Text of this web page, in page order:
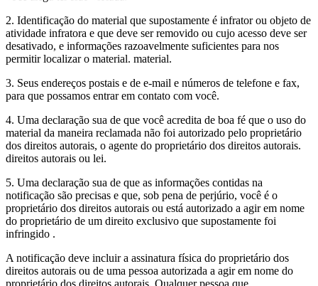
2. Identificação do material que supostamente é infrator ou objeto de
atividade infratora e que deve ser removido ou cujo acesso deve ser
desativado, e informações razoavelmente suficientes para nos
permitir localizar o material. material.
3. Seus endereços postais e de e-mail e números de telefone e fax,
para que possamos entrar em contato com você.
4. Uma declaração sua de que você acredita de boa fé que o uso do
material da maneira reclamada não foi autorizado pelo proprietário
dos direitos autorais, o agente do proprietário dos direitos autorais.
direitos autorais ou lei.
5. Uma declaração sua de que as informações contidas na
notificação são precisas e que, sob pena de perjúrio, você é o
proprietário dos direitos autorais ou está autorizado a agir em nome
do proprietário de um direito exclusivo que supostamente foi
infringido .
A notificação deve incluir a assinatura física do proprietário dos
direitos autorais ou de uma pessoa autorizada a agir em nome do
proprietário dos direitos autorais. Qualquer pessoa que